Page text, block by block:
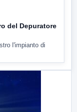
del Depuratore
l'impianto di